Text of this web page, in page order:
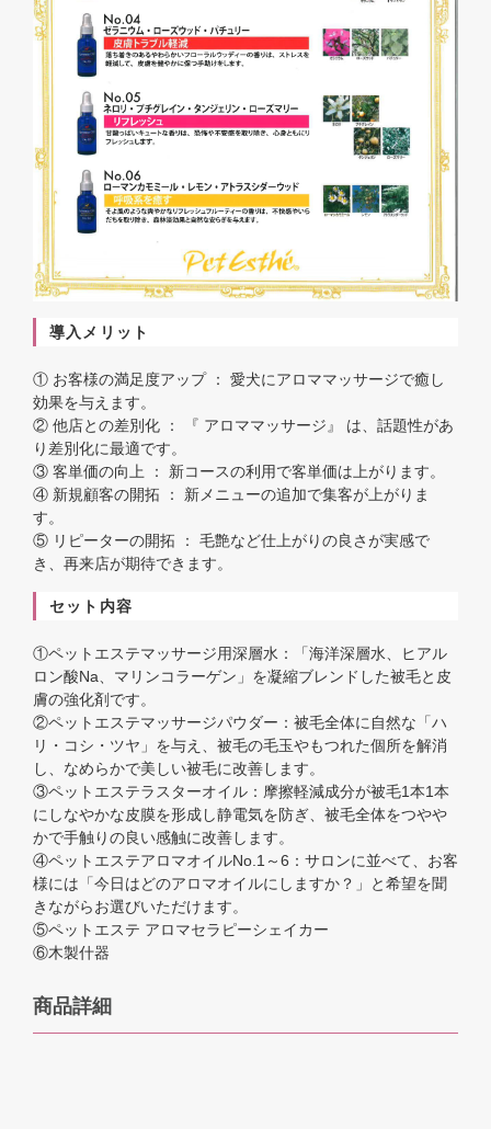
導入メリット
① お客様の満足度アップ ： 愛犬にアロママッサージで癒し
効果を与えます。
② 他店との差別化 ： 『 アロママッサージ』 は、話題性があ
り差別化に最適です。
③ 客単価の向上 ： 新コースの利用で客単価は上がります。
④ 新規顧客の開拓 ： 新メニューの追加で集客が上がりま
す。
⑤ リピーターの開拓 ： 毛艶など仕上がりの良さが実感で
き、再来店が期待できます。
セット内容
①ペットエステマッサージ用深層水：「海洋深層水、ヒアル
ロン酸Na、マリンコラーゲン」を凝縮ブレンドした被毛と皮
膚の強化剤です。
②ペットエステマッサージパウダー：被毛全体に自然な「ハ
リ・コシ・ツヤ」を与え、被毛の毛玉やもつれた個所を解消
し、なめらかで美しい被毛に改善します。
③ペットエステラスターオイル：摩擦軽減成分が被毛1本1本
にしなやかな皮膜を形成し静電気を防ぎ、被毛全体をつやや
かで手触りの良い感触に改善します。
④ペットエステアロマオイルNo.1～6：サロンに並べて、お客
様には「今日はどのアロマオイルにしますか？」と希望を聞
きながらお選びいただけます。
⑤ペットエステ アロマセラピーシェイカー
⑥木製什器
商品詳細